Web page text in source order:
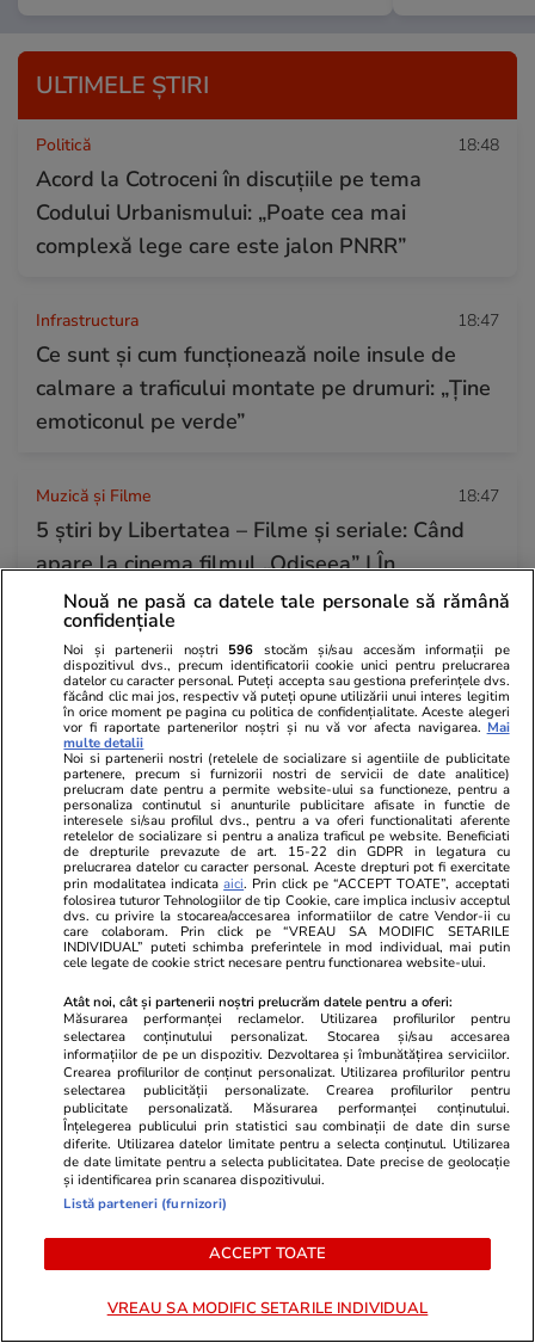
ULTIMELE ȘTIRI
Politică 18:48
Acord la Cotroceni în discuțiile pe tema
Codului Urbanismului: „Poate cea mai
complexă lege care este jalon PNRR”
Infrastructura 18:47
Ce sunt și cum funcționează noile insule de
calmare a traficului montate pe drumuri: „Ține
emoticonul pe verde”
Muzică și Filme 18:47
5 știri by Libertatea – Filme și seriale: Când
apare la cinema filmul „Odiseea” | În
ce film vor juca Leonardo DiCaprio şi Christian
Bale
Fotbal 18:34
Libertatea îți oferă „Ghidul Superligii”.
Distribuit gratuit, cu ziarul de sâmbătă, 18iulie
Citește mai multe
TRENDING
Cât este ajutorul de înmormântare în 2026
după creșterea salariului minim. Cine primește
suma și care sunt condițiile de acordare
Bani și Afaceri 13:56
Megaafacerea din România vânată de
trimisă la București vizând un perimetru de
Nouă ne pasă ca datele tale personale să rămână
confidențiale
Noi și partenerii noștri 596 stocăm și/sau accesăm informații pe
dispozitivul dvs., precum identificatorii cookie unici pentru prelucrarea
datelor cu caracter personal. Puteți accepta sau gestiona preferințele dvs.
făcând clic mai jos, respectiv vă puteți opune utilizării unui interes legitim
în orice moment pe pagina cu politica de confidențialitate. Aceste alegeri
vor fi raportate partenerilor noștri și nu vă vor afecta navigarea. Mai
multe detalii
Noi si partenerii nostri (retelele de socializare si agentiile de publicitate
partenere, precum si furnizorii nostri de servicii de date analitice)
prelucram date pentru a permite website-ului sa functioneze, pentru a
personaliza continutul si anunturile publicitare afisate in functie de
interesele si/sau profilul dvs., pentru a va oferi functionalitati aferente
retelelor de socializare si pentru a analiza traficul pe website. Beneficiati
de drepturile prevazute de art. 15-22 din GDPR in legatura cu
prelucrarea datelor cu caracter personal. Aceste drepturi pot fi exercitate
prin modalitatea indicataaici. Prin click pe “ACCEPT TOATE”, acceptati
folosirea tuturor Tehnologiilor de tip Cookie, care implica inclusiv acceptul
dvs. cu privire la stocarea/accesarea informatiilor de catre Vendor-ii cu
care colaboram. Prin click pe “VREAU SA MODIFIC SETARILE
INDIVIDUAL” puteti schimba preferintele in mod individual, mai putin
cele legate de cookie strict necesare pentru functionarea website-ului.
Atât noi, cât și partenerii noștri prelucrăm datele pentru a oferi:
Măsurarea performanței reclamelor. Utilizarea profilurilor pentru
selectarea conținutului personalizat. Stocarea și/sau accesarea
informațiilor de pe un dispozitiv. Dezvoltarea și îmbunătățirea serviciilor.
Crearea profilurilor de conținut personalizat. Utilizarea profilurilor pentru
selectarea publicității personalizate. Crearea profilurilor pentru
publicitate personalizată. Măsurarea performanței conținutului.
Înțelegerea publicului prin statistici sau combinații de date din surse
diferite. Utilizarea datelor limitate pentru a selecta conținutul. Utilizarea
de date limitate pentru a selecta publicitatea. Date precise de geolocație
și identificarea prin scanarea dispozitivului.
Listă parteneri (furnizori)
ACCEPT TOATE
VREAU SA MODIFIC SETARILE INDIVIDUAL